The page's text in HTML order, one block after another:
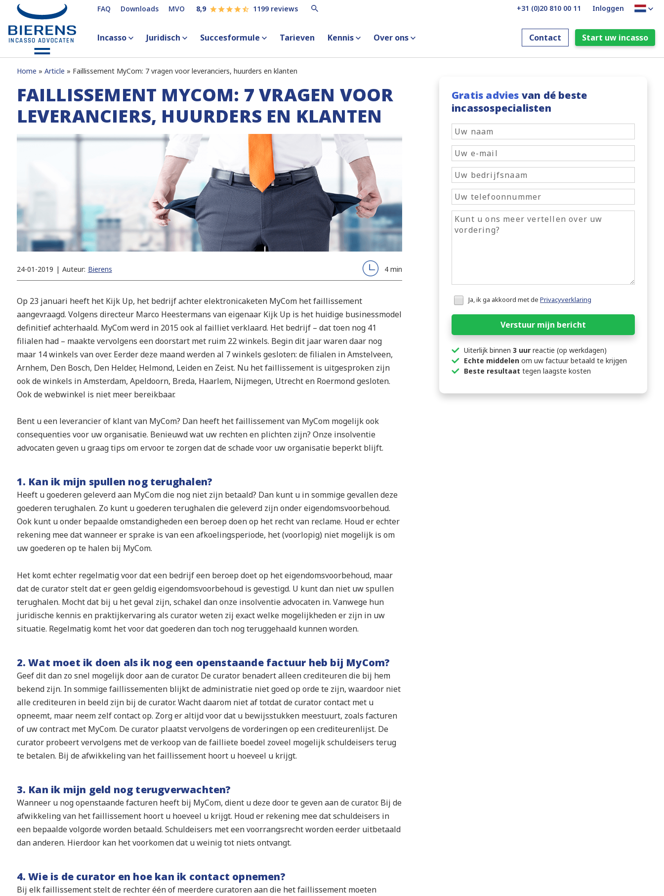
FAQ Downloads MVO 8,9 1199 reviews +31 (0)20 810 00 11 Inloggen
Incasso Juridisch Succesformule Tarieven Kennis Over ons Contact Start uw incasso
Home Article Faillissement MyCom: 7 vragen voor leveranciers, huurders en klanten
FAILLISSEMENT MYCOM: 7 VRAGEN VOOR
LEVERANCIERS, HUURDERS EN KLANTEN
24-01-2019 | Auteur: Bierens 4 min
Op 23 januari heeft het Kijk Up, het bedrijf achter elektronicaketen MyCom het faillissement
aangevraagd. Volgens directeur Marco Heestermans van eigenaar Kijk Up is het huidige businessmodel
definitief achterhaald. MyCom werd in 2015 ook al failliet verklaard. Het bedrijf – dat toen nog 41
filialen had – maakte vervolgens een doorstart met ruim 22 winkels. Begin dit jaar waren daar nog
maar 14 winkels van over. Eerder deze maand werden al 7 winkels gesloten: de filialen in Amstelveen,
Arnhem, Den Bosch, Den Helder, Helmond, Leiden en Zeist. Nu het faillissement is uitgesproken zijn
ook de winkels in Amsterdam, Apeldoorn, Breda, Haarlem, Nijmegen, Utrecht en Roermond gesloten.
Ook de webwinkel is niet meer bereikbaar.
Bent u een leverancier of klant van MyCom? Dan heeft het faillissement van MyCom mogelijk ook
consequenties voor uw organisatie. Benieuwd wat uw rechten en plichten zijn? Onze insolventie
advocaten geven u graag tips om ervoor te zorgen dat de schade voor uw organisatie beperkt blijft.
1. Kan ik mijn spullen nog terughalen?
Heeft u goederen geleverd aan MyCom die nog niet zijn betaald? Dan kunt u in sommige gevallen deze
goederen terughalen. Zo kunt u goederen terughalen die geleverd zijn onder eigendomsvoorbehoud.
Ook kunt u onder bepaalde omstandigheden een beroep doen op het recht van reclame. Houd er echter
rekening mee dat wanneer er sprake is van een afkoelingsperiode, het (voorlopig) niet mogelijk is om
uw goederen op te halen bij MyCom.
Het komt echter regelmatig voor dat een bedrijf een beroep doet op het eigendomsvoorbehoud, maar
dat de curator stelt dat er geen geldig eigendomsvoorbehoud is gevestigd. U kunt dan niet uw spullen
terughalen. Mocht dat bij u het geval zijn, schakel dan onze insolventie advocaten in. Vanwege hun
juridische kennis en praktijkervaring als curator weten zij exact welke mogelijkheden er zijn in uw
situatie. Regelmatig komt het voor dat goederen dan toch nog teruggehaald kunnen worden.
2. Wat moet ik doen als ik nog een openstaande factuur heb bij MyCom?
Geef dit dan zo snel mogelijk door aan de curator. De curator benadert alleen crediteuren die bij hem
bekend zijn. In sommige faillissementen blijkt de administratie niet goed op orde te zijn, waardoor niet
alle crediteuren in beeld zijn bij de curator. Wacht daarom niet af totdat de curator contact met u
opneemt, maar neem zelf contact op. Zorg er altijd voor dat u bewijsstukken meestuurt, zoals facturen
of uw contract met MyCom. De curator plaatst vervolgens de vorderingen op een crediteurenlijst. De
curator probeert vervolgens met de verkoop van de failliete boedel zoveel mogelijk schuldeisers terug
te betalen. Bij de afwikkeling van het faillissement hoort u hoeveel u krijgt.
3. Kan ik mijn geld nog terugverwachten?
Wanneer u nog openstaande facturen heeft bij MyCom, dient u deze door te geven aan de curator. Bij de
afwikkeling van het faillissement hoort u hoeveel u krijgt. Houd er rekening mee dat schuldeisers in
een bepaalde volgorde worden betaald. Schuldeisers met een voorrangsrecht worden eerder uitbetaald
dan anderen. Hierdoor kan het voorkomen dat u weinig tot niets ontvangt.
4. Wie is de curator en hoe kan ik contact opnemen?
Bij elk faillissement stelt de rechter één of meerdere curatoren aan die het faillissement moeten
Gratis advies van dé beste
incassospecialisten
Honeypot
data
Ja, ik ga akkoord met dePrivacyverklaring
Verstuur mijn bericht
Uiterlijk binnen3 uur reactie (op werkdagen)
Echte middelen om uw factuur betaald te krijgen
Beste resultaat tegen laagste kosten